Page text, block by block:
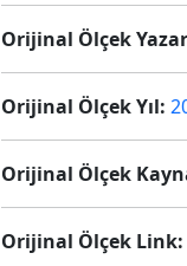
Orijinal Ölçek
Orijinal Ölçek Yıl:
Orijinal Ölçek
Orijinal Ölçek Link: